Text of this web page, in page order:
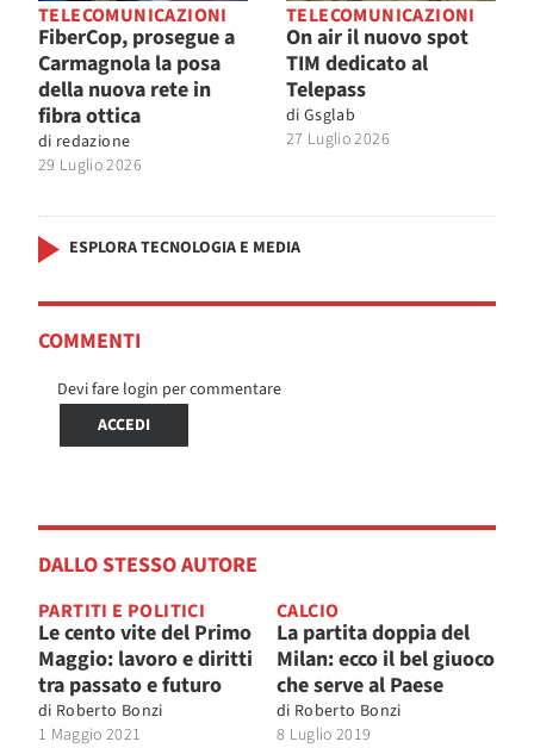
TELECOMUNICAZIONI
FiberCop, prosegue a
Carmagnola la posa
della nuova rete in
fibra ottica
di redazione
29 Luglio 2026
TELECOMUNICAZIONI
On air il nuovo spot
TIM dedicato al
Telepass
di Gsglab
27 Luglio 2026
ESPLORA TECNOLOGIA E MEDIA
COMMENTI
Devi fare login per commentare
ACCEDI
DALLO STESSO AUTORE
PARTITI E POLITICI
Le cento vite del Primo
Maggio: lavoro e diritti
tra passato e futuro
di Roberto Bonzi
1 Maggio 2021
CALCIO
La partita doppia del
Milan: ecco il bel giuoco
che serve al Paese
di Roberto Bonzi
8 Luglio 2019